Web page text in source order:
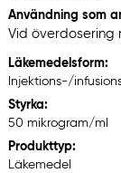
Användning som
Vid överdosering
Läkemedelsform:
Injektions-/
Styrka:
50 mikrogram/ml
Produkttyp:
Läkemedel